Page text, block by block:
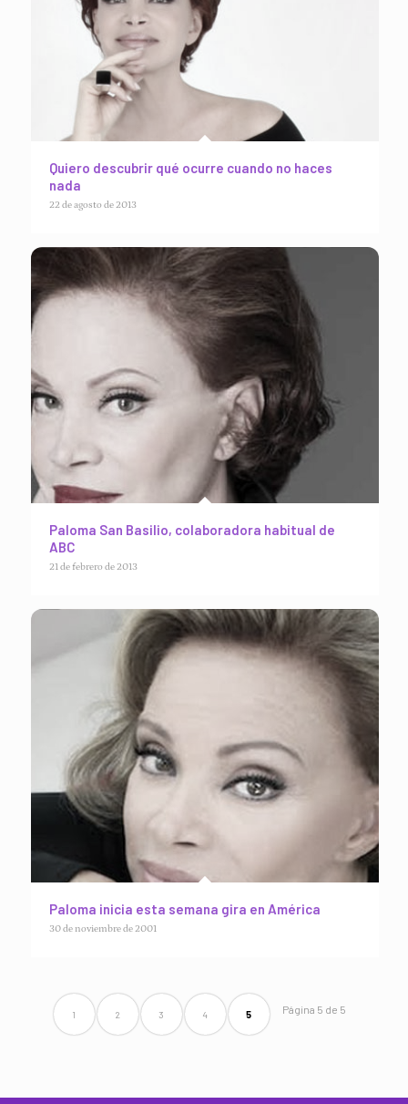
Quiero descubrir qué ocurre cuando no haces
nada
22 de agosto de 2013
Paloma San Basilio, colaboradora habitual de
ABC
21 de febrero de 2013
Paloma inicia esta semana gira en América
30 de noviembre de 2001
Página 5 de 5
1 2 3 4 5